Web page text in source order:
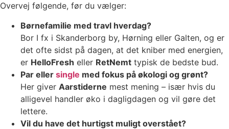
Overvej følgende, før du vælger:
Børnefamilie med travl hverdag?
Bor I fx i Skanderborg by, Hørning eller Galten, og er
det ofte sidst på dagen, at det kniber med energien,
er HelloFresh eller RetNemt typisk de bedste bud.
Par eller single med fokus på økologi og grønt?
Her giver Aarstiderne mest mening – især hvis du
alligevel handler øko i dagligdagen og vil gøre det
lettere.
Vil du have det hurtigst muligt overstået?